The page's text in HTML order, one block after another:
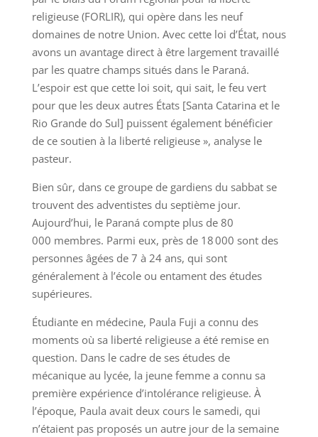
religieuse (FORLIR), qui opère dans les neuf
domaines de notre Union. Avec cette loi d’État, nous
avons un avantage direct à être largement travaillé
par les quatre champs situés dans le Paraná.
L’espoir est que cette loi soit, qui sait, le feu vert
pour que les deux autres États [Santa Catarina et le
Rio Grande do Sul] puissent également bénéficier
de ce soutien à la liberté religieuse », analyse le
pasteur.
Bien sûr, dans ce groupe de gardiens du sabbat se
trouvent des adventistes du septième jour.
Aujourd’hui, le Paraná compte plus de 80
000 membres. Parmi eux, près de 18 000 sont des
personnes âgées de 7 à 24 ans, qui sont
généralement à l’école ou entament des études
supérieures.
Étudiante en médecine, Paula Fuji a connu des
moments où sa liberté religieuse a été remise en
question. Dans le cadre de ses études de
mécanique au lycée, la jeune femme a connu sa
première expérience d’intolérance religieuse. À
l’époque, Paula avait deux cours le samedi, qui
n’étaient pas proposés un autre jour de la semaine